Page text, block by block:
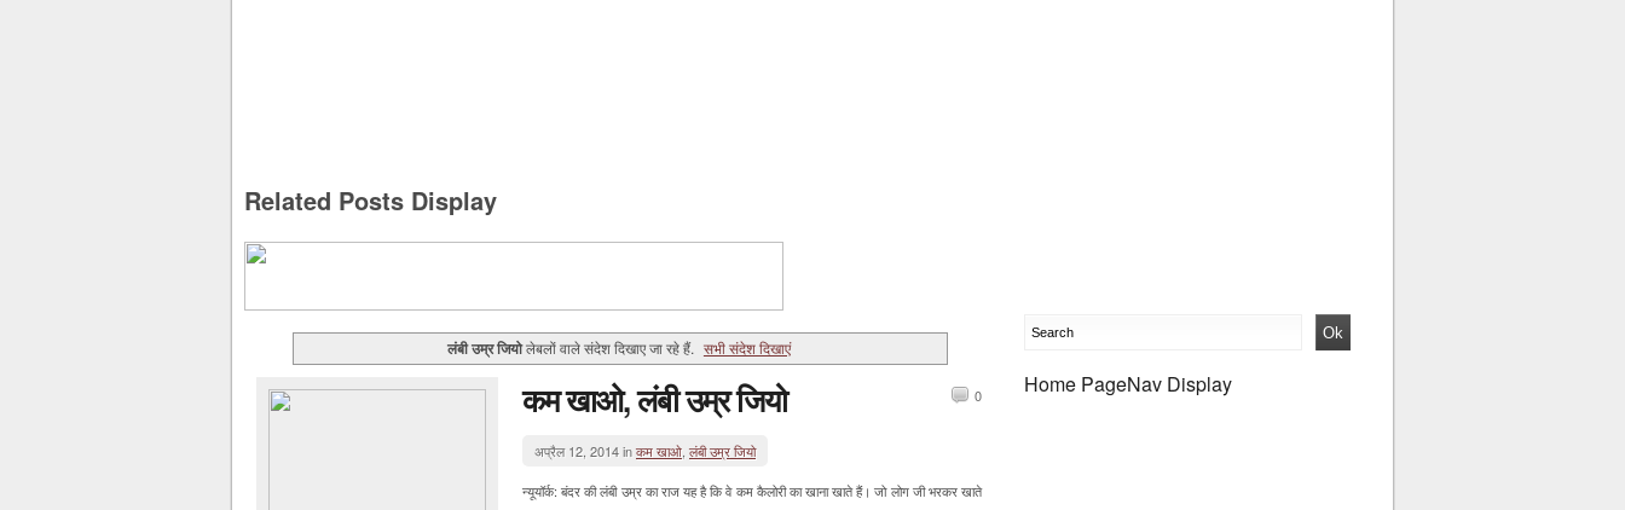
Related Posts Display
लंबी उम्र जियोलेबलों वाले संदेश दिखाए जा रहे हैं. सभी संदेश दिखाएं
कम खाओ, लंबी उम्र जियो 0
अप्रैल 12, 2014 inकम खाओ, लंबी उम्र जियो
न्यूयॉर्क: बंदर की लंबी उम्र का राज यह है कि वे कम कैलोरी का खाना खाते हैं। जो लोग जी भरकर खाते
Home PageNav Display